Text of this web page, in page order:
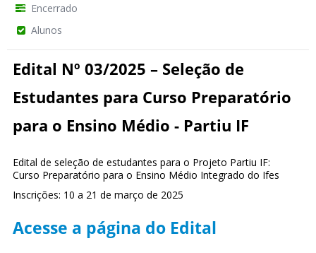
Encerrado
Alunos
Edital Nº 03/2025 – Seleção de
Estudantes para Curso Preparatório
para o Ensino Médio - Partiu IF
Edital de seleção de estudantes para o Projeto Partiu IF:
Curso Preparatório para o Ensino Médio Integrado do Ifes
Inscrições: 10 a 21 de março de 2025
Acesse a página do Edital